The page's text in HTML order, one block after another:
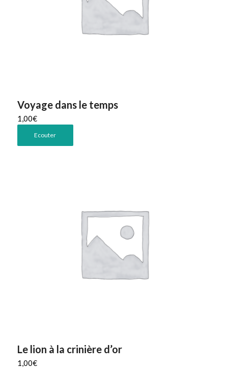
Voyage dans le temps
1,00€
Ecouter
Le lion à la crinière d’or
1,00€